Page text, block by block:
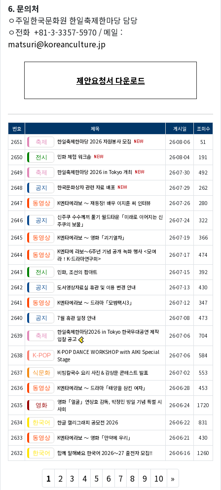
6. 문의처
ㅇ주일한국문화원 한일축제한마당 담당
ㅇ전화 +81-3-3357-5970 / 메일 :
matsuri@koreanculture.jp
제안요청서 다운로드
번호 제목 게시일
조회수
2651
한일축제한마당 2026 자원봉사 모집 26-08-06 51
2650 민화 체험 워크숍 26-08-04 191
2649 한일축제한마당 2026 in Tokyo 개최 26-07-30 492
2648 한국문화상자 관련 자료 배포 26-07-29 262
2647 K엔타메라보 ～ 재등장! 배우 이지훈 씨 인터뷰 26-07-26 280
2646
신주쿠 수수께끼 풀기 월드타운「미래로 이어지는 신
주쿠의 보물」
26-07-24 322
2645 K엔타메라보 ～ 영화「괴기열차」 26-07-19 366
2644
K엔타메 라보～6주년 기념 공개 녹화 행사 <모여
라！K-드라마연구회>
26-07-17 474
2643 민화, 조선의 팝아트 26-07-15 392
2642 도서영상자료실 휴관 및 이용 변경 안내 26-07-13 430
2641 K엔타메라보 ～ 드라마「모범택시3」 26-07-12 347
2640 7월 휴관 일정 안내 26-07-08 473
2639
한일축제한마당2026 in Tokyo 한국무대공연 제작
입찰 공고
26-07-06 704
2638
K-POP DANCE WORKSHOP with AIKI Special
Stage
26-07-06 584
2637 비빔칼국수 요리 사진＆감상문 콘테스트 발표 26-07-02 553
2636 K엔타메라보 ～ 드라마「태양을 삼킨 여자」 26-06-28 453
2635
영화「얼굴」연상호 감독, 박정민 방일 기념 특별 시
사회
26-06-24 1720
2634 한글 캘리그래피 공모전 2026 26-06-22 831
2633 K엔타메라보 ～ 영화「만약에 우리」 26-06-21 430
2632 함께 말해봐요 한국어 2026～27 출전자 모집!! 26-06-16 1260
1 2 3 4 5 6 7 8 9 10 »